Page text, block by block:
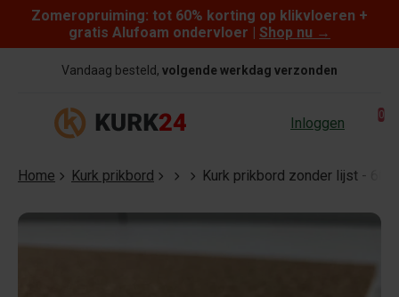
Skip to content
Zomeropruiming: tot 60% korting op klikvloeren +
gratis Alufoam ondervloer | Shop nu →
Vandaag besteld, volgende werkdag verzonden
Inloggen 0
Home Kurk prikbord Kurk prikbord zonder lijst - 60